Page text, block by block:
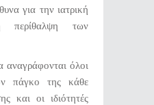
για την ιατρική
περίθαλψη των
αναγράφονται όλοι
πάγκο της κάθε
και οι ιδιότητές